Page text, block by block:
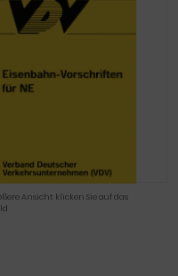
Ansicht klicken Sie auf das